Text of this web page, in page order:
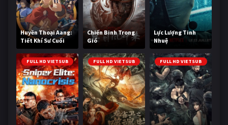
Huyền Thoại Aang:
Tiết Khí Sư Cuối
Cùng
Chiến Binh Trong
Gió
Lực Lượng Tinh
Nhuệ
FULL HD VIETSUB FULL HD VIETSUB FULL HD VIETSUB